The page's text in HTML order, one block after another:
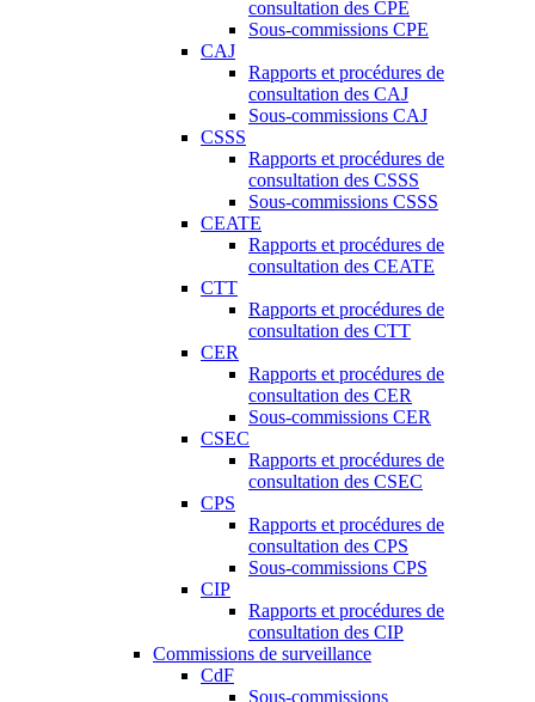
consultation des CPE
Sous-commissions CPE
CAJ
Rapports et procédures de
consultation des CAJ
Sous-commissions CAJ
CSSS
Rapports et procédures de
consultation des CSSS
Sous-commissions CSSS
CEATE
Rapports et procédures de
consultation des CEATE
CTT
Rapports et procédures de
consultation des CTT
CER
Rapports et procédures de
consultation des CER
Sous-commissions CER
CSEC
Rapports et procédures de
consultation des CSEC
CPS
Rapports et procédures de
consultation des CPS
Sous-commissions CPS
CIP
Rapports et procédures de
consultation des CIP
Commissions de surveillance
CdF
Sous-commissions